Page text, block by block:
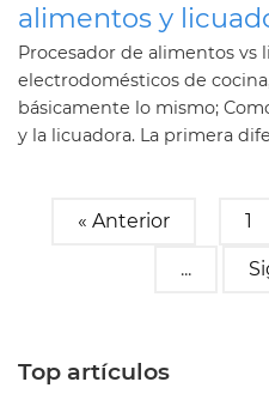
alimentos y
Procesador de alimentos vs
electrodomésticos de
básicamente lo mismo;
y la licuadora. La primera
« Anterior 1
...
Top artículos